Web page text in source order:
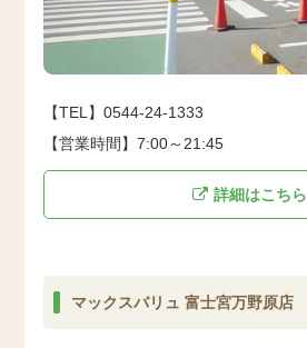
【TEL】0544-24-1333
【営業時間】7:00～21:45
詳細はこちら
マックスバリュ 富士宮万野原店